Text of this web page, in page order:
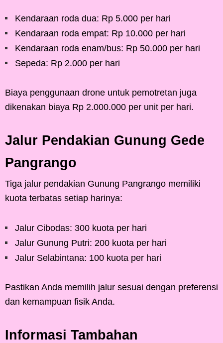
Kendaraan roda dua: Rp 5.000 per hari
Kendaraan roda empat: Rp 10.000 per hari
Kendaraan roda enam/bus: Rp 50.000 per hari
Sepeda: Rp 2.000 per hari
Biaya penggunaan drone untuk pemotretan juga
dikenakan biaya Rp 2.000.000 per unit per hari.
Jalur Pendakian Gunung Gede
Pangrango
Tiga jalur pendakian Gunung Pangrango memiliki
kuota terbatas setiap harinya:
Jalur Cibodas: 300 kuota per hari
Jalur Gunung Putri: 200 kuota per hari
Jalur Selabintana: 100 kuota per hari
Pastikan Anda memilih jalur sesuai dengan preferensi
dan kemampuan fisik Anda.
Informasi Tambahan